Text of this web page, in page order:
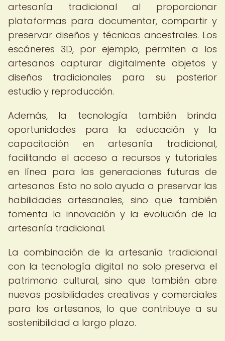
artesanía tradicional al proporcionar
plataformas para documentar, compartir y
preservar diseños y técnicas ancestrales. Los
escáneres 3D, por ejemplo, permiten a los
artesanos capturar digitalmente objetos y
diseños tradicionales para su posterior
estudio y reproducción.
Además, la tecnología también brinda
oportunidades para la educación y la
capacitación en artesanía tradicional,
facilitando el acceso a recursos y tutoriales
en línea para las generaciones futuras de
artesanos. Esto no solo ayuda a preservar las
habilidades artesanales, sino que también
fomenta la innovación y la evolución de la
artesanía tradicional.
La combinación de la artesanía tradicional
con la tecnología digital no solo preserva el
patrimonio cultural, sino que también abre
nuevas posibilidades creativas y comerciales
para los artesanos, lo que contribuye a su
sostenibilidad a largo plazo.